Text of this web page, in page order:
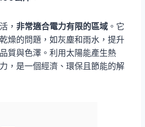
， 非常適合電力有限的區域 。它
燥的問題，如灰塵和雨水，提升
質與色澤。利用太陽能產生熱
，是一個經濟、環保且節能的解